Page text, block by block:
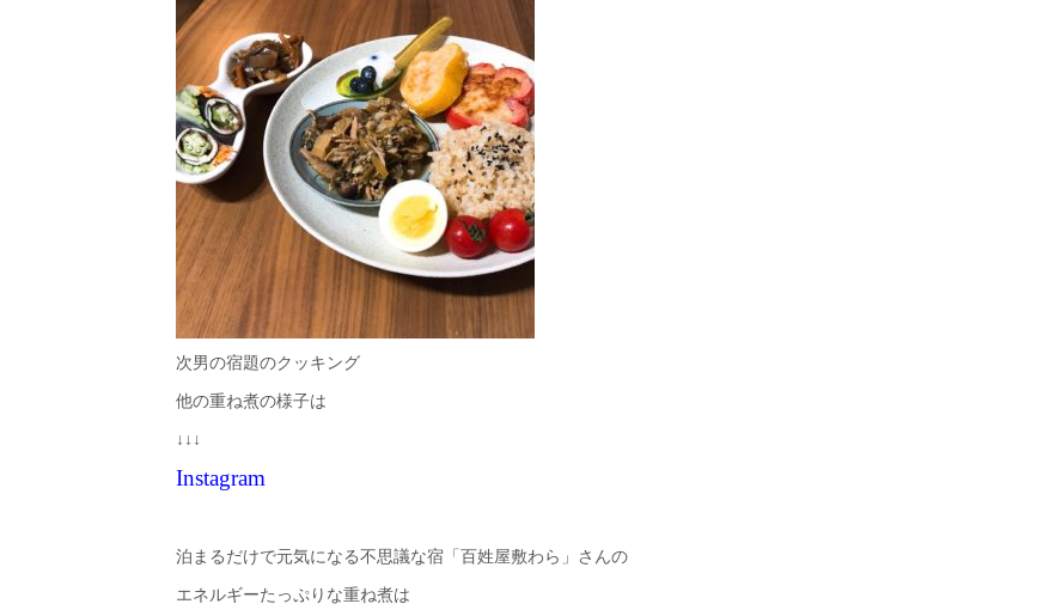
次男の宿題のクッキング
他の重ね煮の様子は
↓↓↓
Instagram
泊まるだけで元気になる不思議な宿「百姓屋敷わら」さんの
エネルギーたっぷりな重ね煮は